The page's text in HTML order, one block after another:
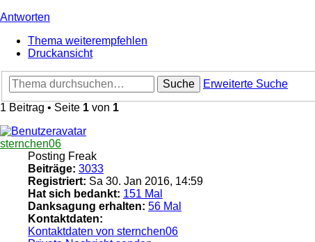
Antworten
Thema weiterempfehlen
Druckansicht
Suche
Erweiterte Suche
1 Beitrag • Seite 1 von 1
sternchen06
Posting Freak
Beiträge: 3033
Registriert: Sa 30. Jan 2016, 14:59
Hat sich bedankt: 151 Mal
Danksagung erhalten: 56 Mal
Kontaktdaten:
Kontaktdaten von sternchen06